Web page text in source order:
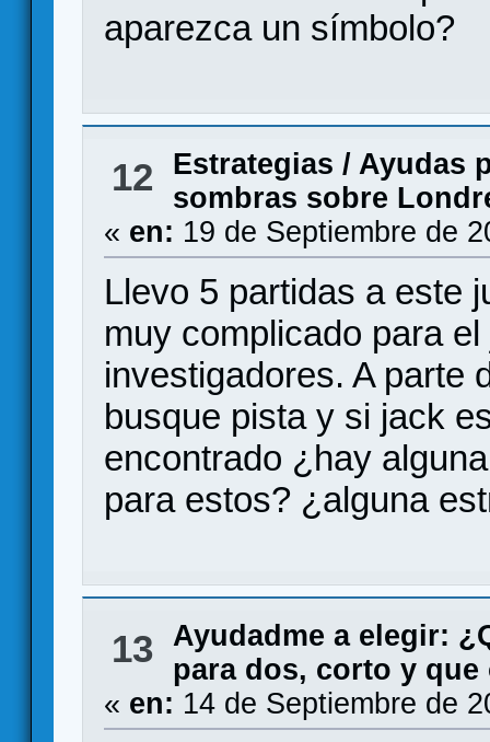
aparezca un símbolo?
12 Estrategias / Ayudas
sombras sobre
« en: 19 de Septiembre de
Llevo 5 partidas a este
muy complicado para
investigadores. A parte
busque pista y si jack
encontrado ¿hay
para estos? ¿alguna
13 Ayudadme a elegir:
para dos, corto y
« en: 14 de Septiembre de